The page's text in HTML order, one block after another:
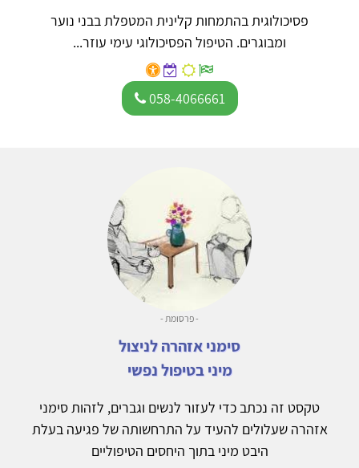
פסיכולוגית בהתמחות קלינית המטפלת בבני נוער
ומבוגרים. הטיפול הפסיכולוגי עימי עוזר...
058-4066661
- פרסומת -
סימני אזהרה לניצול
מיני בטיפול נפשי
טקסט זה נכתב כדי לעזור לנשים וגברים, לזהות סימני
אזהרה שעלולים להעיד על התרחשותה של פגיעה בעלת
היבט מיני בתוך היחסים הטיפוליים